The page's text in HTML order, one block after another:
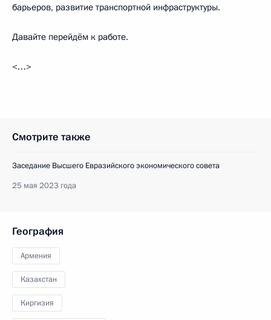
барьеров, развитие транспортной инфраструктуры.
Давайте перейдём к работе.
<…>
Смотрите также
Заседание Высшего Евразийского экономического совета
25 мая 2023 года
География
Армения
Казахстан
Киргизия